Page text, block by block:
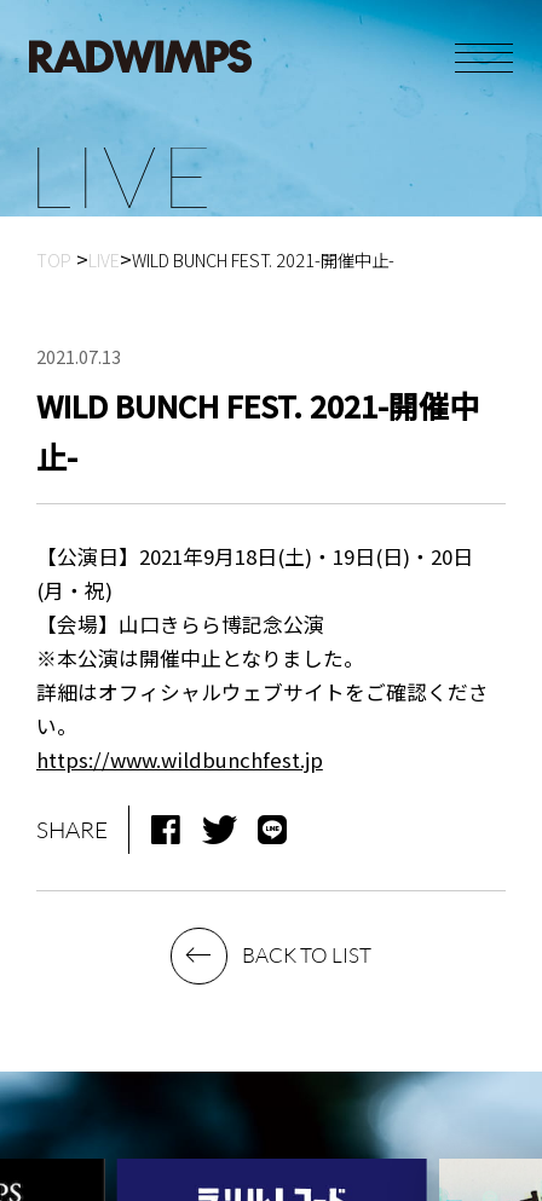
ARCHIVES
WIMP'S REPO
STAFF DIARY
CONTACT
LI VE
TOP LIVE WILD BUNCH FEST. 2021-開催中止-
2021.07.13
WILD BUNCH FEST. 2021-開催中
止-
【公演日】2021年9月18日(土)・19日(日)・20日
(月・祝)
【会場】山口きらら博記念公演
※本公演は開催中止となりました。
詳細はオフィシャルウェブサイトをご確認くださ
い。
https://www.wildbunchfest.jp
SHARE
BACK TO LIST